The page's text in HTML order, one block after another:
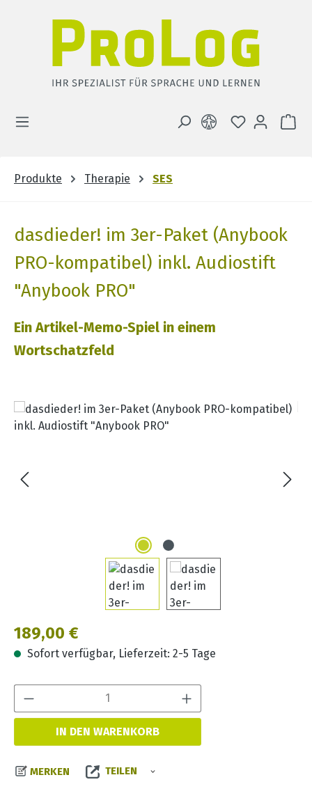
DU HAST 0
Produkte Therapie SES
dasdieder! im 3er-Paket (Anybook
PRO-kompatibel) inkl. Audiostift
"Anybook PRO"
Ein Artikel-Memo-Spiel in einem
Wortschatzfeld
Bildergalerie überspringen
Regulärer Preis:
189,00 €
Sofort verfügbar, Lieferzeit: 2-5 Tage
IN DEN WARENKORB
MERKEN TEILEN